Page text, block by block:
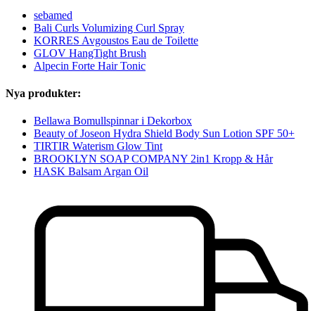
sebamed
Bali Curls Volumizing Curl Spray
KORRES Avgoustos Eau de Toilette
GLOV HangTight Brush
Alpecin Forte Hair Tonic
Nya produkter:
Bellawa Bomullspinnar i Dekorbox
Beauty of Joseon Hydra Shield Body Sun Lotion SPF 50+
TIRTIR Waterism Glow Tint
BROOKLYN SOAP COMPANY 2in1 Kropp & Hår
HASK Balsam Argan Oil